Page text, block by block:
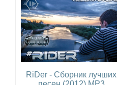
RiDer - Сборник лучших